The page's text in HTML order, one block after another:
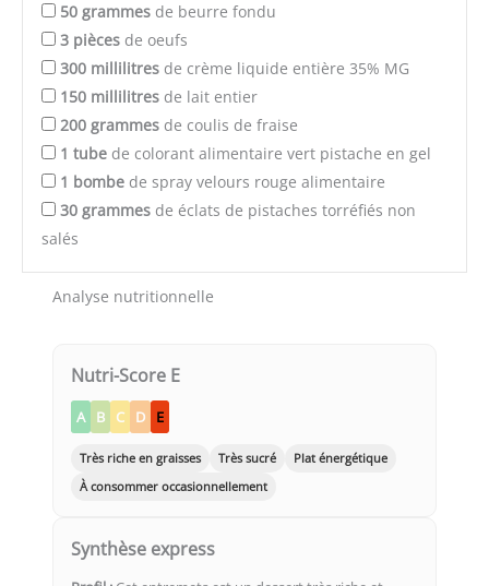
50 grammes de beurre fondu
3 pièces de oeufs
300 millilitres de crème liquide entière 35% MG
150 millilitres de lait entier
200 grammes de coulis de fraise
1 tube de colorant alimentaire vert pistache en gel
1 bombe de spray velours rouge alimentaire
30 grammes de éclats de pistaches torréfiés non
salés
Analyse nutritionnelle
Nutri-Score E
A B C D E
Très riche en graisses Très sucré
Plat énergétique
À consommer occasionnellement
Synthèse express